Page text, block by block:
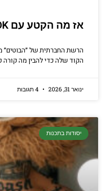
אז מה הקטע עם MOLTBOOK?
הרשת החברתית של ״הבוטים״
הקוד שלה כדי להבין מה קורה
ינואר 31, 2026
יסודות בתכנות